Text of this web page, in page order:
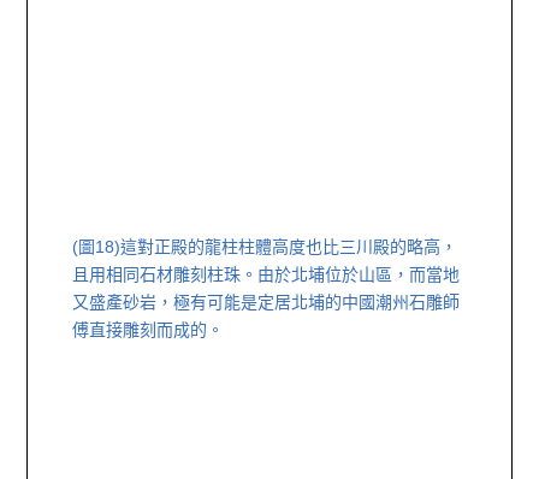
(圖18)這對正殿的龍柱柱體高度也比三川殿的略高，
且用相同石材雕刻柱珠。由於北埔位於山區，而當地
又盛產砂岩，極有可能是定居北埔的中國潮州石雕師
傅直接雕刻而成的。